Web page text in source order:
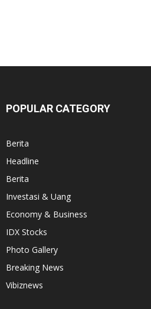
POPULAR CATEGORY
Berita
Headline
Berita
Investasi & Uang
Economy & Business
IDX Stocks
Photo Gallery
Breaking News
Vibiznews